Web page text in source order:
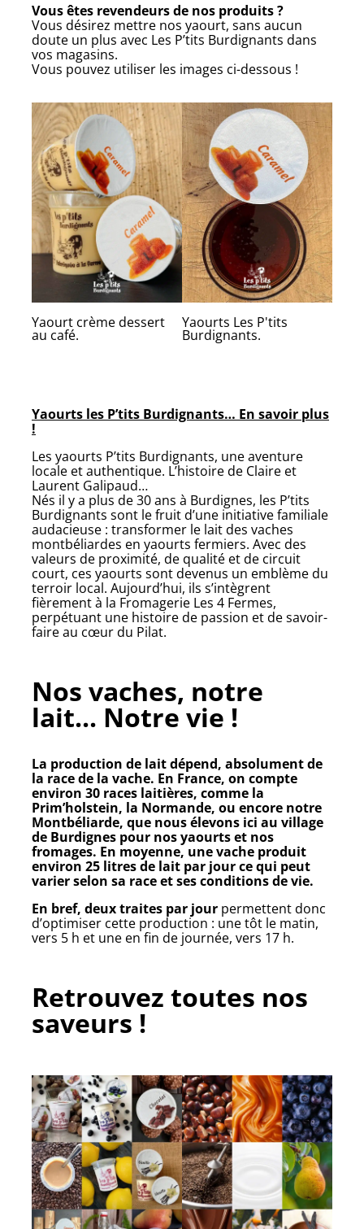
Vous êtes revendeurs de nos produits ?
Vous désirez mettre nos yaourt, sans aucun
doute un plus avec Les P’tits Burdignants dans
vos magasins.
Vous pouvez utiliser les images ci-dessous !
Yaourt crème dessert
au café.
Yaourts Les P'tits
Burdignants.
Yaourts les P’tits Burdignants… En savoir plus
!
Les yaourts P’tits Burdignants, une aventure
locale et authentique. L’histoire de Claire et
Laurent Galipaud…
Nés il y a plus de 30 ans à Burdignes, les P’tits
Burdignants sont le fruit d’une initiative familiale
audacieuse : transformer le lait des vaches
montbéliardes en yaourts fermiers. Avec des
valeurs de proximité, de qualité et de circuit
court, ces yaourts sont devenus un emblème du
terroir local. Aujourd’hui, ils s’intègrent
fièrement à la Fromagerie Les 4 Fermes,
perpétuant une histoire de passion et de savoir-
faire au cœur du Pilat.
Nos vaches, notre
lait... Notre vie !
La production de lait dépend, absolument de
la race de la vache. En France, on compte
environ 30 races laitières, comme la
Prim’holstein, la Normande, ou encore notre
Montbéliarde, que nous élevons ici au village
de Burdignes pour nos yaourts et nos
fromages. En moyenne, une vache produit
environ 25 litres de lait par jource qui peut
varier selon sa race et ses conditions de vie.
En bref, deux traites par jour permettent donc
d’optimiser cette production : une tôt le matin,
vers 5 h et une en fin de journée, vers 17 h.
Retrouvez toutes nos
saveurs !